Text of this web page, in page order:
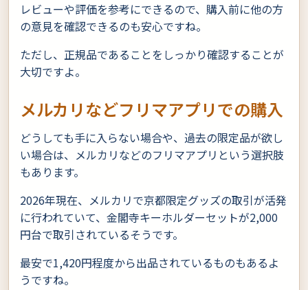
レビューや評価を参考にできるので、購入前に他の方
の意見を確認できるのも安心ですね。
ただし、正規品であることをしっかり確認することが
大切ですよ。
メルカリなどフリマアプリでの購入
どうしても手に入らない場合や、過去の限定品が欲し
い場合は、メルカリなどのフリマアプリという選択肢
もあります。
2026年現在、メルカリで京都限定グッズの取引が活発
に行われていて、金閣寺キーホルダーセットが2,000
円台で取引されているそうです。
最安で1,420円程度から出品されているものもあるよ
うですね。